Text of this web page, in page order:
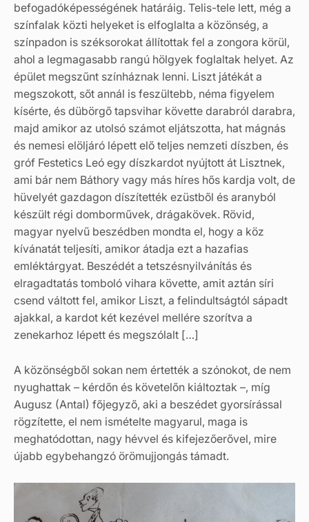
befogadóképességének határáig. Telis-tele lett, még a
színfalak közti helyeket is elfoglalta a közönség, a
színpadon is széksorokat állítottak fel a zongora körül,
ahol a legmagasabb rangú hölgyek foglaltak helyet. Az
épület megszűnt színháznak lenni. Liszt játékát a
megszokott, sőt annál is feszültebb, néma figyelem
kísérte, és dübörgő tapsvihar követte darabról darabra,
majd amikor az utolsó számot eljátszotta, hat mágnás
és nemesi elöljáró lépett elő teljes nemzeti díszben, és
gróf Festetics Leó egy díszkardot nyújtott át Lisztnek,
ami bár nem Báthory vagy más híres hős kardja volt, de
hüvelyét gazdagon díszítették ezüstből és aranyból
készült régi domborművek, drágakövek. Rövid,
magyar nyelvű beszédben mondta el, hogy a köz
kívánatát teljesíti, amikor átadja ezt a hazafias
emléktárgyat. Beszédét a tetszésnyilvánítás és
elragadtatás tomboló vihara követte, amit aztán síri
csend váltott fel, amikor Liszt, a felindultságtól sápadt
ajakkal, a kardot két kezével mellére szorítva a
zenekarhoz lépett és megszólalt […]
A közönségből sokan nem értették a szónokot, de nem
nyughattak – kérdőn és követelőn kiáltoztak –, míg
Augusz (Antal) főjegyző, aki a beszédet gyorsírással
rögzítette, el nem ismételte magyarul, maga is
meghatódottan, nagy hévvel és kifejezőerővel, mire
újabb egybehangzó örömujjongás támadt.